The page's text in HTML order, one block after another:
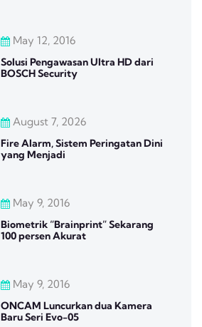
May 12, 2016
Solusi Pengawasan Ultra HD dari
BOSCH Security
August 7, 2026
Fire Alarm, Sistem Peringatan Dini
yang Menjadi
May 9, 2016
Biometrik “Brainprint” Sekarang
100 persen Akurat
May 9, 2016
ONCAM Luncurkan dua Kamera
Baru Seri Evo-05